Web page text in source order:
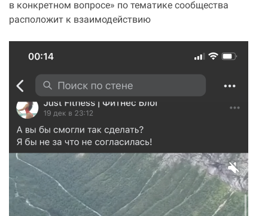
в конкретном вопросе» по тематике сообщества
расположит к взаимодействию